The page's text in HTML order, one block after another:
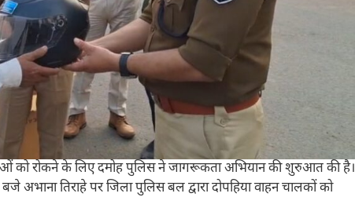
को रोकने के लिए दमोह पुलिस ने जागरूकता अभियान की शुरुआत की है।
अभाना तिराहे पर जिला पुलिस बल द्वारा दोपहिया वाहन चालकों को